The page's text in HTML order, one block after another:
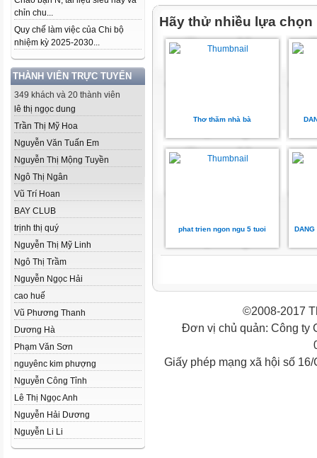
chỉn chu...
Quy chế làm việc của Chi bộ
nhiệm kỳ 2025-2030...
THÀNH VIÊN TRỰC TUYẾN
349 khách và 20 thành viên
lê thị ngọc dung
Trần Thị Mỹ Hoa
Nguyễn Văn Tuấn Em
Nguyễn Thị Mộng Tuyền
Ngô Thị Ngân
Vũ Trí Hoan
BAY CLUB
trịnh thị quý
Nguyễn Thị Mỹ Linh
Ngô Thị Trầm
Nguyễn Ngọc Hải
cao huế
Vũ Phương Thanh
Dương Hà
Phạm Văn Sơn
nguyênc kim phượng
Nguyễn Công Tỉnh
Lê Thị Ngọc Anh
Nguyễn Hải Dương
Nguyễn Li Li
Hãy thử nhiều lựa chọn
Thơ thăm nhà bà
phat trien ngon ngu 5 tuoi
©2008-2017
Đơn vị chủ quản: Công ty
Giấy phép mạng xã hội số